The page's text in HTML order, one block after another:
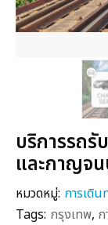
บริการรถรั
และกาญจ
หมวดหมู่: การเดิน
Tags: กรุงเทพ,